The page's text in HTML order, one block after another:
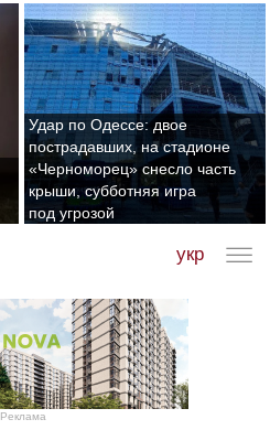
Удар по Одессе: двое
пострадавших, на стадионе
«Черноморец» снесло часть
крыши, субботняя игра
под угрозой
укр
Реклама